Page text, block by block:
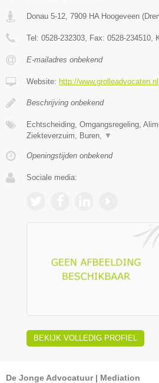
Donau 5-12, 7909 HA Hoogeveen (
Tel: 0528-232303, Fax: 0528-234510,
E-mailadres onbekend
Website: http://www.grolleadvocaten.nl
Beschrijving onbekend
Echtscheiding, Omgangsregeling,
Ziekteverzuim, Buren, ▼
Openingstijden onbekend
Sociale media:
BEKIJK VOLLEDIG PROFIEL
De Jonge Advocatuur | Mediation